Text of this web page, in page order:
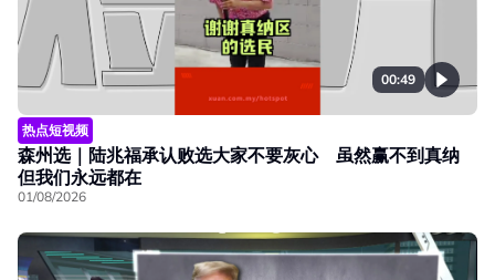
00:49
热点短视频
森州选｜陆兆福承认败选大家不要灰心 虽然赢不到真纳
但我们永远都在
01/08/2026